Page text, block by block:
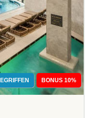
BONUS 10%